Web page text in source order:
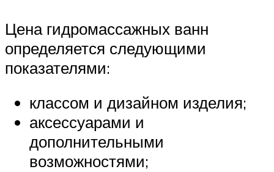
Цена гидромассажных ванн
определяется следующими
показателями:
классом и дизайном изделия;
аксессуарами и
дополнительными
возможностями;